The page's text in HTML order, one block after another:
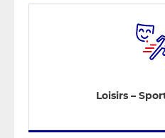
Loisirs –